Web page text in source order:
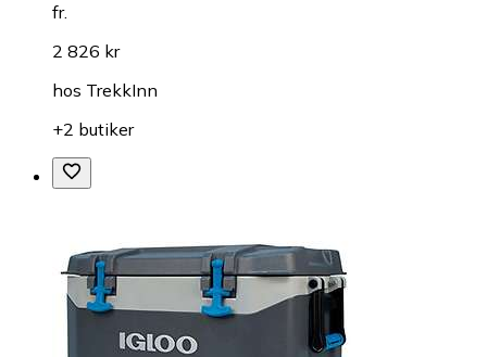
fr.
2 826 kr
hos TrekkInn
+2 butiker